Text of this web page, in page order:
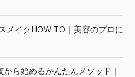
メイクHOW TO｜美容のプロに
ら始めるかんたんメソッド｜